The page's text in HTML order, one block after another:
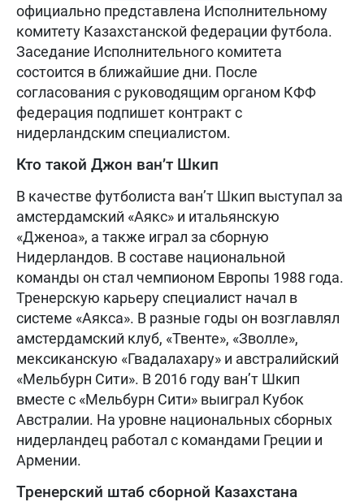
официально представлена Исполнительному
комитету Казахстанской федерации футбола.
Заседание Исполнительного комитета
состоится в ближайшие дни. После
согласования с руководящим органом КФФ
федерация подпишет контракт с
нидерландским специалистом.
Кто такой Джон ван’т Шкип
В качестве футболиста ван’т Шкип выступал за
амстердамский «Аякс» и итальянскую
«Дженоа», а также играл за сборную
Нидерландов. В составе национальной
команды он стал чемпионом Европы 1988 года.
Тренерскую карьеру специалист начал в
системе «Аякса». В разные годы он возглавлял
амстердамский клуб, «Твенте», «Зволле»,
мексиканскую «Гвадалахару» и австралийский
«Мельбурн Сити». В 2016 году ван’т Шкип
вместе с «Мельбурн Сити» выиграл Кубок
Австралии. На уровне национальных сборных
нидерландец работал с командами Греции и
Армении.
Тренерский штаб сборной Казахстана